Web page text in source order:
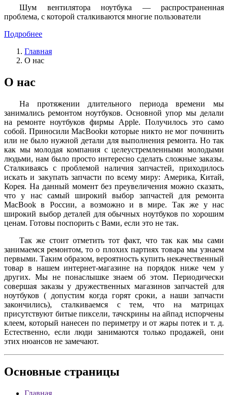
Шум вентилятора ноутбука — распространенная
проблема, с которой сталкиваются многие пользователи
Подробнее
Главная
О нас
О нас
На протяжении длительного периода времени мы
занимались ремонтом ноутбуков. Основной упор мы делали
на ремонте ноутбуков фирмы Apple. Получилось это само
собой. Приносили MacBookи которые никто не мог починить
или не было нужной детали для выполнения ремонта. Но так
как мы молодая компания с целеустремленными молодыми
людьми, нам было просто интересно сделать сложные заказы.
Сталкиваясь с проблемой наличия запчастей, приходилось
искать и закупать запчасти по всему миру: Америка, Китай,
Корея. На данный момент без преувеличения можно сказать,
что у нас самый широкий выбор запчастей для ремонта
MacBook в России, а возможно и в мире. Так же у нас
широкий выбор деталей для обычных ноутбуков по хорошим
ценам. Готовы поспорить с Вами, если это не так.
Так же стоит отметить тот факт, что так как мы сами
занимаемся ремонтом, то о плохих партиях товара мы узнаем
первыми. Таким образом, вероятность купить некачественный
товар в нашем интернет-магазине на порядок ниже чем у
других. Мы не понаслышке знаем об этом. Периодически
совершая заказы у дружественных магазинов запчастей для
ноутбуков ( допустим когда горят сроки, а наши запчасти
закончились), сталкиваемся с тем, что на матрицах
присутствуют битые пиксели, тачскрины на айпад испорчены
клеем, который нанесен по периметру и от жары потек и т. д.
Естественно, если люди занимаются только продажей, они
этих нюансов не замечают.
Основные страницы